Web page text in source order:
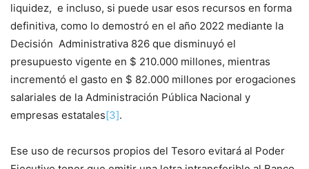
liquidez, e incluso, si puede usar esos recursos en forma
definitiva, como lo demostró en el año 2022 mediante la
Decisión Administrativa 826 que disminuyó el
presupuesto vigente en $ 210.000 millones, mientras
incrementó el gasto en $ 82.000 millones por erogaciones
salariales de la Administración Pública Nacional y
empresas estatales[3].
Ese uso de recursos propios del Tesoro evitará al Poder